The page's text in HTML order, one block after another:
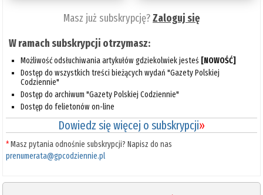
Masz już subskrypcję?Zaloguj się
W ramach subskrypcji otrzymasz:
Możliwość odsłuchiwania artykułów gdziekolwiek jesteś [NOWOŚĆ]
Dostęp do wszystkich treści bieżących wydań "Gazety Polskiej
Codziennie"
Dostęp do archiwum "Gazety Polskiej Codziennie"
Dostęp do felietonów on-line
Dowiedz się więcej o subskrypcji»
*Masz pytania odnośnie subskrypcji? Napisz do nas
prenumerata@gpcodziennie.pl